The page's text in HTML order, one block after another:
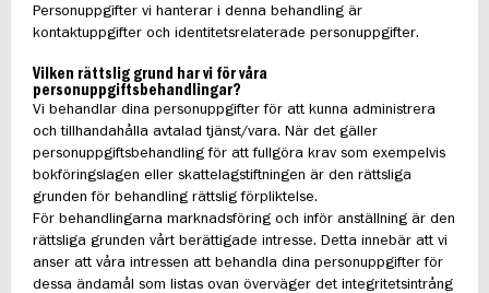
Personuppgifter vi hanterar i denna behandling är
kontaktuppgifter och identitetsrelaterade personuppgifter.
Vilken rättslig grund har vi för våra
personuppgiftsbehandlingar?
Vi behandlar dina personuppgifter för att kunna administrera
och tillhandahålla avtalad tjänst/vara. När det gäller
personuppgiftsbehandling för att fullgöra krav som exempelvis
bokföringslagen eller skattelagstiftningen är den rättsliga
grunden för behandling rättslig förpliktelse.
För behandlingarna marknadsföring och inför anställning är den
rättsliga grunden vårt berättigade intresse. Detta innebär att vi
anser att våra intressen att behandla dina personuppgifter för
dessa ändamål som listas ovan överväger det integritetsintrång